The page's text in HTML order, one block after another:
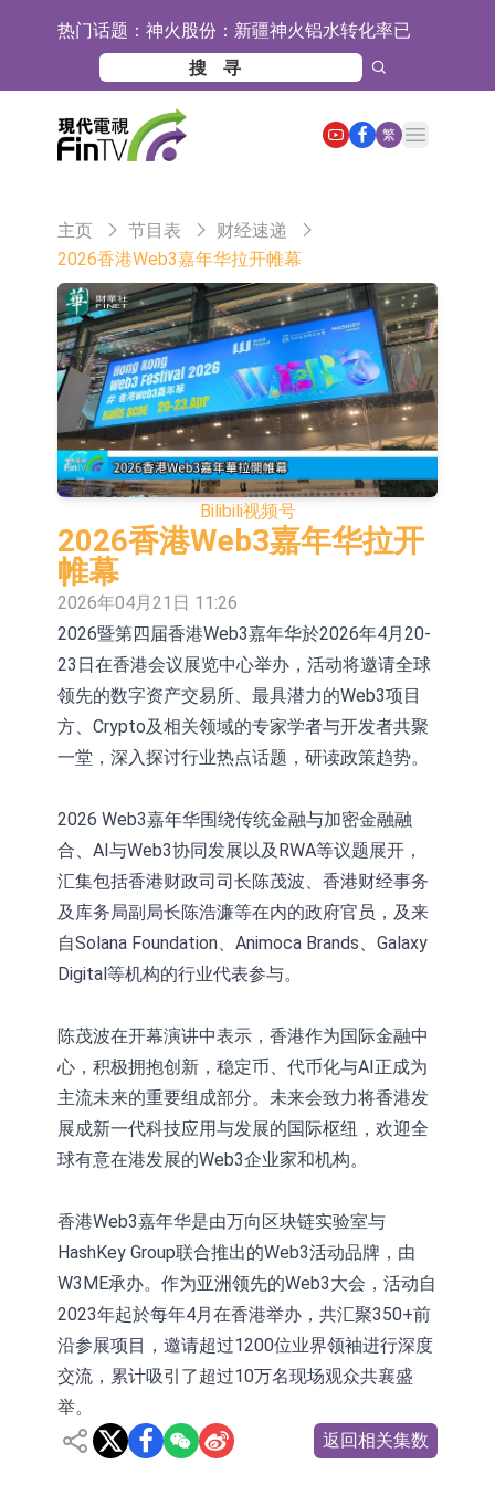
热门话题： 神火股份：新疆神火铝水转化率已
【异动股】焦炭Ⅲ板块下挫，陕西黑
猫(601015.CN)跌8.38%
【异动股】医疗研发外包板块拉升，
毕得医药(688073.CN)涨20.01%
中远海科：与中远海运国际(香港)有
速及国内晶圆厂扩产 公司泛半导体全
产品线新签订单向好
【异动股】港股跌幅榜前十，智傲控
股(08282.HK)跌16.39%，中国智能健
康(00348.HK)跌14.81%
【异动股】港股涨幅榜前十，帝国科
技集团股权(02993.HK)涨+140.00%，
拿森科技(02261.HK)涨+77.54%
深交所：鑫元中证电池主题交易型开
放式指数证券投资基金8月12日上市
交易
通天酒业(00389.HK)停牌
深交所：晶合集成(02249.HK)获调入
港股通标的证券名单
和光智成完成天使轮数千万融资
10年期港元特区政府机构债券将于
2026年8月12日透过重开进行投标
5年期港元特区政府机构债券将于
2026年8月12日透过重开进行投标
1年期港元隔夜平均指数挂钩债券将
于2026年8月12日进行投标
香港证监会就中国糖果前高管的失当
行为取得13年取消资格令
【异动股】港股跌幅榜前十，融信中
国(03301.HK)跌38.98%，德信服务集
【异动股】港股涨幅榜前十，生物系
敏捷控股(00186.HK)涨+82.50%
化服务
【异动股】港股跌幅榜前十，卡森国
际(00496.HK)跌22.40%，九福来
(08611.HK)跌21.01%
【异动股】港股涨幅榜前十，拿森科
技(02261.HK)涨+75.05%，辰兴发展
(02286.HK)涨+64.91%
繁
Open main menu
主页 节目表
财经速递
2026香港Web3嘉年华拉开帷幕
Bilibili视频号
2026香港Web3嘉年华拉开
帷幕
2026年04月21日 11:26
2026暨第四届香港Web3嘉年华於2026年4月20-
23日在香港会议展览中心举办，活动将邀请全球
领先的数字资产交易所、最具潜力的Web3项目
方、Crypto及相关领域的专家学者与开发者共聚
一堂，深入探讨行业热点话题，研读政策趋势。
2026 Web3嘉年华围绕传统金融与加密金融融
合、AI与Web3协同发展以及RWA等议题展开，
汇集包括香港财政司司长陈茂波、香港财经事务
及库务局副局长陈浩濂等在内的政府官员，及来
自Solana Foundation、Animoca Brands、Galaxy
Digital等机构的行业代表参与。
陈茂波在开幕演讲中表示，香港作为国际金融中
心，积极拥抱创新，稳定币、代币化与AI正成为
主流未来的重要组成部分。未来会致力将香港发
展成新一代科技应用与发展的国际枢纽，欢迎全
球有意在港发展的Web3企业家和机构。
香港Web3嘉年华是由万向区块链实验室与
HashKey Group联合推出的Web3活动品牌，由
W3ME承办。作为亚洲领先的Web3大会，活动自
2023年起於每年4月在香港举办，共汇聚350+前
沿参展项目，邀请超过1200位业界领袖进行深度
交流，累计吸引了超过10万名现场观众共襄盛
举。
返回相关集数